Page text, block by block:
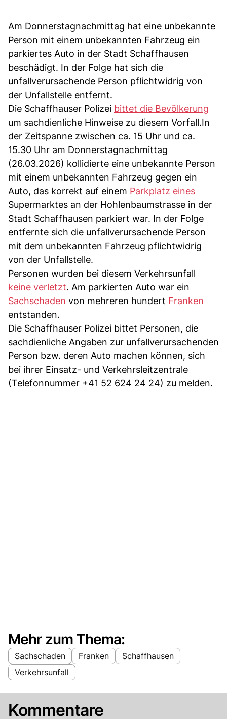
Am Donnerstagnachmittag hat eine unbekannte
Person mit einem unbekannten Fahrzeug ein
parkiertes Auto in der Stadt Schaffhausen
beschädigt. In der Folge hat sich die
unfallverursachende Person pflichtwidrig von
der Unfallstelle entfernt.
Die Schaffhauser Polizei bittet die Bevölkerung
um sachdienliche Hinweise zu diesem Vorfall.In
der Zeitspanne zwischen ca. 15 Uhr und ca.
15.30 Uhr am Donnerstagnachmittag
(26.03.2026) kollidierte eine unbekannte Person
mit einem unbekannten Fahrzeug gegen ein
Auto, das korrekt auf einem Parkplatz eines
Supermarktes an der Hohlenbaumstrasse in der
Stadt Schaffhausen parkiert war. In der Folge
entfernte sich die unfallverursachende Person
mit dem unbekannten Fahrzeug pflichtwidrig
von der Unfallstelle.
Personen wurden bei diesem Verkehrsunfall
keine verletzt. Am parkierten Auto war ein
Sachschaden von mehreren hundert Franken
entstanden.
Die Schaffhauser Polizei bittet Personen, die
sachdienliche Angaben zur unfallverursachenden
Person bzw. deren Auto machen können, sich
bei ihrer Einsatz- und Verkehrsleitzentrale
(Telefonnummer +41 52 624 24 24) zu melden.
Mehr zum Thema:
Sachschaden Franken
Schaffhausen
Verkehrsunfall
Kommentare